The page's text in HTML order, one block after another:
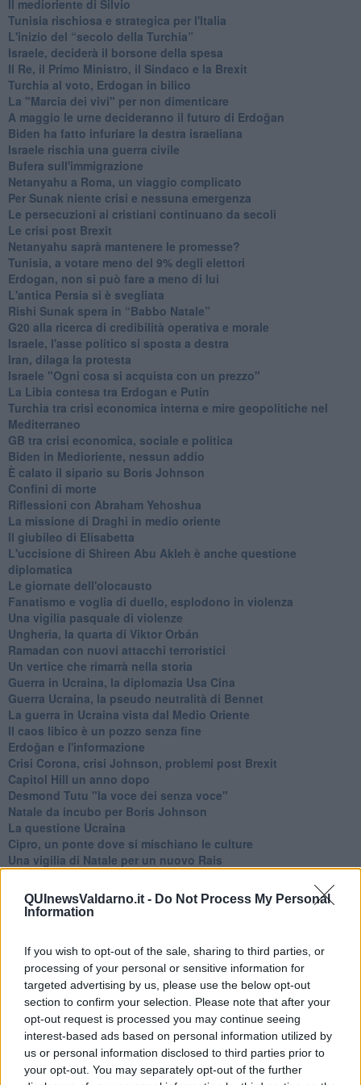
QUInewsValdarno.it - Do Not Process My Personal
Information
If you wish to opt-out of the sale, sharing to third parties, or
processing of your personal or sensitive information for
targeted advertising by us, please use the below opt-out
section to confirm your selection. Please note that after your
opt-out request is processed you may continue seeing
interest-based ads based on personal information utilized by
us or personal information disclosed to third parties prior to
your opt-out. You may separately opt-out of the further
Il medioriente di Silvio
Tunisia rischiosa e strategica per l'Italia
L'inizio del “secolo della Turchia”
Israele, deciderà il borsone della spesa
Il Re, il Primo Ministro, il Sindaco e la Brexit
Turchia al voto, Erdogan in bilico
La "Marcia dei vivi" per non dimenticare
A maggio le urne decideranno il futuro di Erdoğan
Biden ha fatto infuriare la destra israeliana
Israele rischia una guerra civile
Bufera sull'immigrazione
Netanyahu a Roma, un viaggio complicato
Per Sunak niente crisi e nessuna emergenza
Le persecuzioni ai cristiani continuano da secoli
Le crisi post Brexit
Netanyahu saprà mantenere le promesse?
Tunisia, a votare meno del 9% degli elettori
Erdogan, non si può fare a meno di lui
L'antica Persia si è svegliata
Rishi Sunak spera in “Babbo Natale”
G20 alla ricerca di credibilità operativa e morale
Israele, l'asse politico si sposta a destra
Iran, dilaga la protesta
Israele "Ogni cosa si acquista con un prezzo"
La Libia contesa tra Erdogan e Putin
Turchia tra crisi economica interna e mire geopolitiche nel
Mediterraneo
GB tra crisi economica, sociale e politica
Biden in Medioriente, nessun addio
È calato il sipario su Boris Johnson
Confini di morte
Riflessioni con Abraham Yehoshua
La missione di Draghi in medio oriente
Il giubileo di Elisabetta
L'uccisione di Shireen Abu Akleh è anche questione
diplomatica
Le giornate dell'olocausto
Fanatismo e voglia di duello, esplodono in violenza
Una vigilia pasquale di violenze
Ungheria, la quarta di Viktor Orbán
Ramadan con nuovi attacchi terroristici
Un vertice che rimarrà nella storia
Guerra in Ucraina, la diplomazia Usa Cina
Guerra Ucraina, la pseudo neutralità di Bennet
La guerra in Ucraina vista dal Medio Oriente
​Il caos libico è un pozzo senza fine
Erdoğan e l'informazione
Crisi Corona, crisi Johnson, problemi post Brexit
Capitol Hill un anno dopo
Desmond Tutu "la voce dei senza voce"
Natale da incubo per Boris Johnson
La questione Ucraina
Cipro, un ponte dove si mischiano le culture
Una vigilia di Natale per un nuovo Rais
Erdogan continua a sfidare l'Occidente
Libano, collasso economico e guerra civile
Biden, primo presidente USA non in guerra
Papa Bergoglio vedrà Viktor Orbán
Bennet, un giorno in attesa di Biden
Il ritorno dei talebani
​La lenta agonia del Libano
Sudafrica, è allarme alimentare
Usa di nuovo al centro della geopolitica internazionale
L’appuntamento di Israele con il cambiamento